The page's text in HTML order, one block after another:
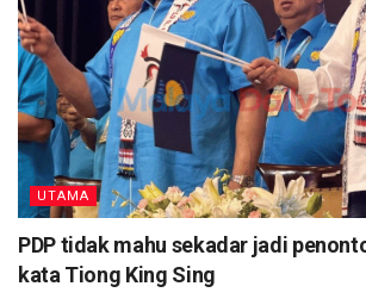
UTAMA
PDP tidak mahu sekadar jadi
kata Tiong King Sing